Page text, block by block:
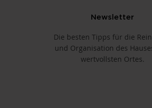
Newsletter
Die besten Tipps für die
und Organisation des
wertvollsten Ortes.